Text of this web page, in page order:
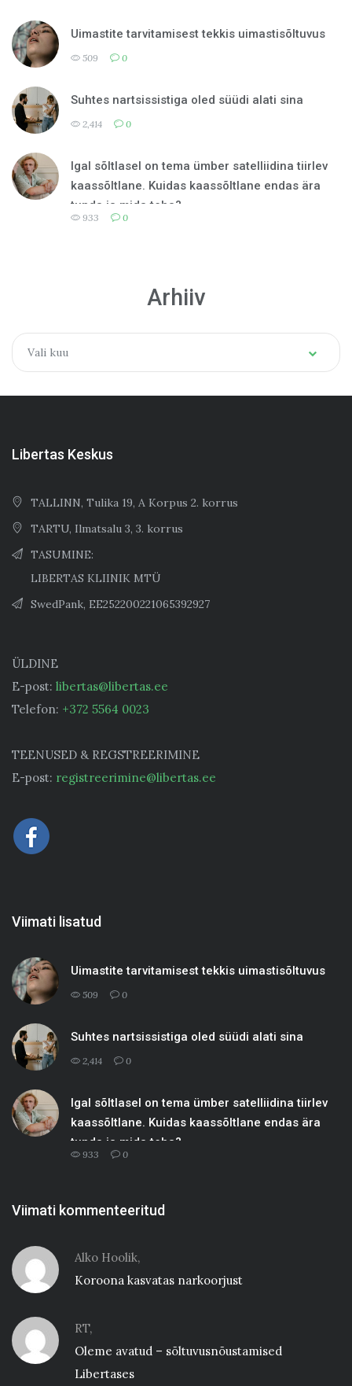
Uimastite tarvitamisest tekkis uimastisõltuvus
509 0
Suhtes nartsissistiga oled süüdi alati sina
2,414 0
Igal sõltlasel on tema ümber satelliidina tiirlev
kaassõltlane. Kuidas kaassõltlane endas ära
tunda ja mida teha?
933 0
Arhiiv
Arhiiv
Vali kuu
Libertas Keskus
TALLINN, Tulika 19, A Korpus 2. korrus
TARTU, Ilmatsalu 3, 3. korrus
TASUMINE:
LIBERTAS KLIINIK MTÜ
SwedPank, EE252200221065392927
ÜLDINE
E-post: libertas@libertas.ee
Telefon: +372 5564 0023
TEENUSED & REGSTREERIMINE
E-post: registreerimine@libertas.ee
Viimati lisatud
Uimastite tarvitamisest tekkis uimastisõltuvus
509 0
Suhtes nartsissistiga oled süüdi alati sina
2,414 0
Igal sõltlasel on tema ümber satelliidina tiirlev
kaassõltlane. Kuidas kaassõltlane endas ära
tunda ja mida teha?
933 0
Viimati kommenteeritud
Alko Hoolik,
Koroona kasvatas narkoorjust
RT,
Oleme avatud – sõltuvusnõustamised
Libertases